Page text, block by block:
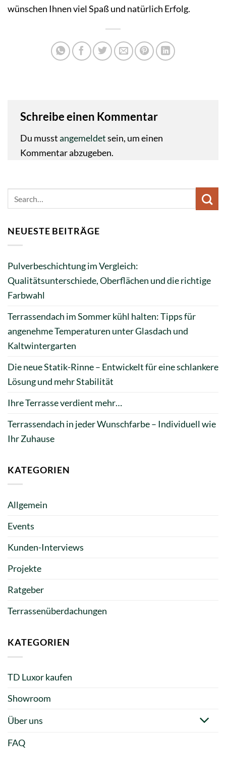
wünschen Ihnen viel Spaß und natürlich Erfolg.
Schreibe einen Kommentar
Du musstangemeldetsein, um einen
Kommentar abzugeben.
NEUESTE BEITRÄGE
Pulverbeschichtung im Vergleich:
Qualitätsunterschiede, Oberflächen und die richtige
Farbwahl
Terrassendach im Sommer kühl halten: Tipps für
angenehme Temperaturen unter Glasdach und
Kaltwintergarten
Die neue Statik-Rinne – Entwickelt für eine schlankere
Lösung und mehr Stabilität
Ihre Terrasse verdient mehr…
Terrassendach in jeder Wunschfarbe – Individuell wie
Ihr Zuhause
KATEGORIEN
Allgemein
Events
Kunden-Interviews
Projekte
Ratgeber
Terrassenüberdachungen
KATEGORIEN
TD Luxor kaufen
Showroom
Über uns
FAQ